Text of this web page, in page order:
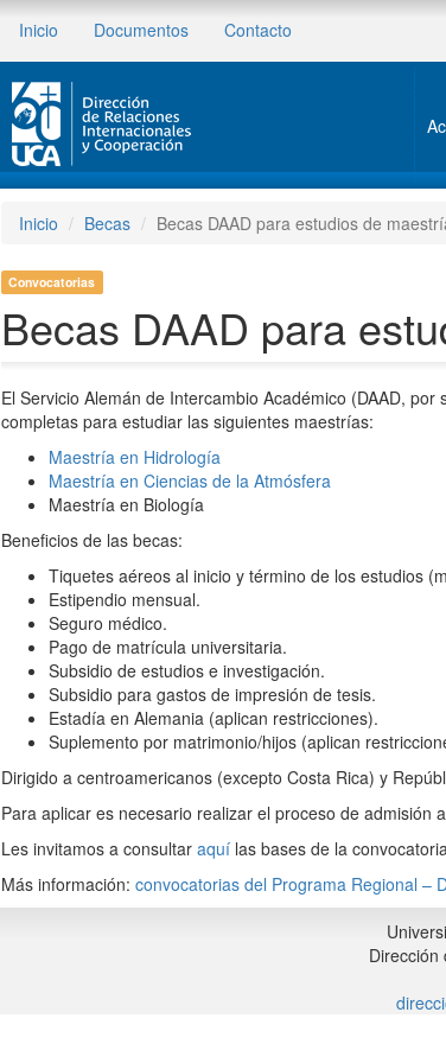
Inicio Documentos Contacto
Inicio Becas Becas DAAD para estudios de
Convocatorias
Becas DAAD para
El Servicio Alemán de Intercambio Académico (DAAD,
completas para estudiar las siguientes maestrías:
Maestría en Hidrología
Maestría en Ciencias de la Atmósfera
Maestría en Biología
Beneficios de las becas:
Tiquetes aéreos al inicio y término de los estudios
Estipendio mensual.
Seguro médico.
Pago de matrícula universitaria.
Subsidio de estudios e investigación.
Subsidio para gastos de impresión de tesis.
Estadía en Alemania (aplican restricciones).
Suplemento por matrimonio/hijos (aplican
Dirigido a centroamericanos (excepto Costa Rica) y
Para aplicar es necesario realizar el proceso de admisión
Les invitamos a consultar aquí las bases de la
Más información: convocatorias del Programa Regional –
Dirección